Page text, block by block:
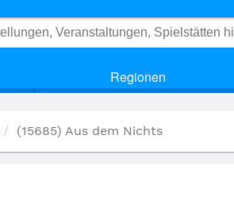
Regionen
(15685) Aus dem Nichts